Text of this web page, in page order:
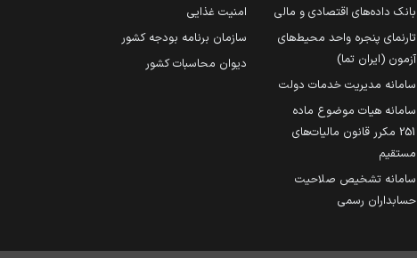
بانک داده‌های اقتصادی و مالی
تارنمای پنجره واحد محیط‌های
آزمون (ایران تما)
سامانه مدیریت خدمات دولت
سامانه هیات موضوع ماده
251 مکرر قانون مالیات‌های
مستقیم
سامانه تشخیص صلاحیت
حسابداران رسمی
امنیت غذایی
سازمان برنامه بودجه کشور
دیوان محاسبات کشور